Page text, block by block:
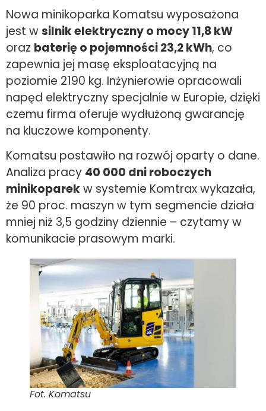
Nowa minikoparka Komatsu wyposażona
jest wsilnik elektryczny o mocy 11,8 kW
oraz baterię o pojemności 23,2 kWh, co
zapewnia jej masę eksploatacyjną na
poziomie 2190 kg. Inżynierowie opracowali
napęd elektryczny specjalnie w Europie, dzięki
czemu firma oferuje wydłużoną gwarancję
na kluczowe komponenty.
Komatsu postawiło na rozwój oparty o dane.
Analiza pracy 40 000 dni roboczych
minikoparekw systemie Komtrax wykazała,
że 90 proc. maszyn w tym segmencie działa
mniej niż 3,5 godziny dziennie – czytamy w
komunikacie prasowym marki.
Fot. Komatsu